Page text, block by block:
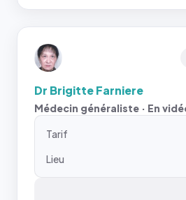
Dr Brigitte Farniere
Médecin généraliste · En
Tarif
Lieu